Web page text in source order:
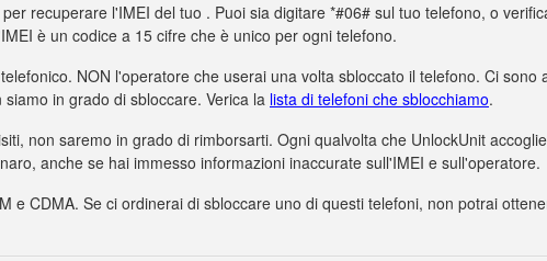
recuperare l'IMEI del tuo . Puoi sia digitare *#06# sul tuo telefono, o
è un codice a 15 cifre che è unico per ogni telefono.
NON l'operatore che userai una volta sbloccato il telefono. Ci sono
in grado di sbloccare. Verica la lista di telefoni che sblocchiamo.
non saremo in grado di rimborsarti. Ogni qualvolta che UnlockUnit
anche se hai immesso informazioni inaccurate sull'IMEI e sull'operatore.
e CDMA. Se ci ordinerai di sbloccare uno di questi telefoni, non potrai